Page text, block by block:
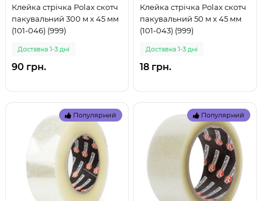
Клейка стрічка Polax скотч
пакувальний 300 м x 45 мм
(101-046) (999)
Доставка 1-3 дні
90 грн.
Клейка стрічка Polax скотч
пакувальний 50 м x 45 мм
(101-043) (999)
Доставка 1-3 дні
18 грн.
Популярний Популярний